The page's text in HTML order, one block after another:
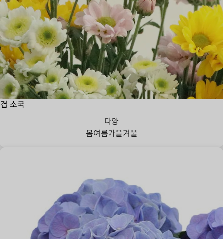
겹 소국
다양
봄여름가을겨울